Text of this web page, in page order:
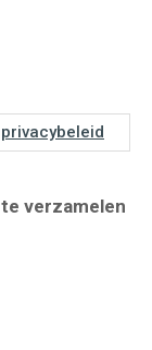
privacybeleid
verzamelen